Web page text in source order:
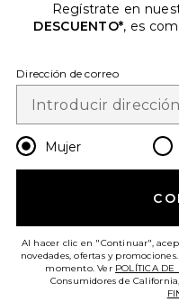
Email Address
¡AYÚDANOS A
ATENCIÓN AL CLIENTE
Regístrate en
DESCUENTO*, es
Dirección de correo
Mujer
Al hacer clic en "Continuar",
novedades, ofertas y
momento. Ver POLÍTICA DE
Consumidores de